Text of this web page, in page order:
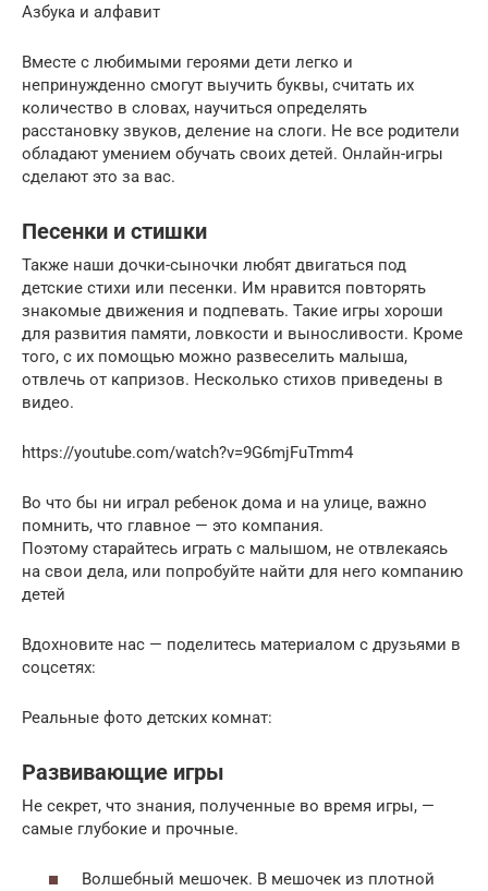
Азбука и алфавит
Вместе с любимыми героями дети легко и
непринужденно смогут выучить буквы, считать их
количество в словах, научиться определять
расстановку звуков, деление на слоги. Не все родители
обладают умением обучать своих детей. Онлайн-игры
сделают это за вас.
Песенки и стишки
Также наши дочки-сыночки любят двигаться под
детские стихи или песенки. Им нравится повторять
знакомые движения и подпевать. Такие игры хороши
для развития памяти, ловкости и выносливости. Кроме
того, с их помощью можно развеселить малыша,
отвлечь от капризов. Несколько стихов приведены в
видео.
https://youtube.com/watch?v=9G6mjFuTmm4
Во что бы ни играл ребенок дома и на улице, важно
помнить, что главное — это компания.
Поэтому старайтесь играть с малышом, не отвлекаясь
на свои дела, или попробуйте найти для него компанию
детей
Вдохновите нас — поделитесь материалом с друзьями в
соцсетях:
Реальные фото детских комнат:
Развивающие игры
Не секрет, что знания, полученные во время игры, —
самые глубокие и прочные.
Волшебный мешочек. В мешочек из плотной